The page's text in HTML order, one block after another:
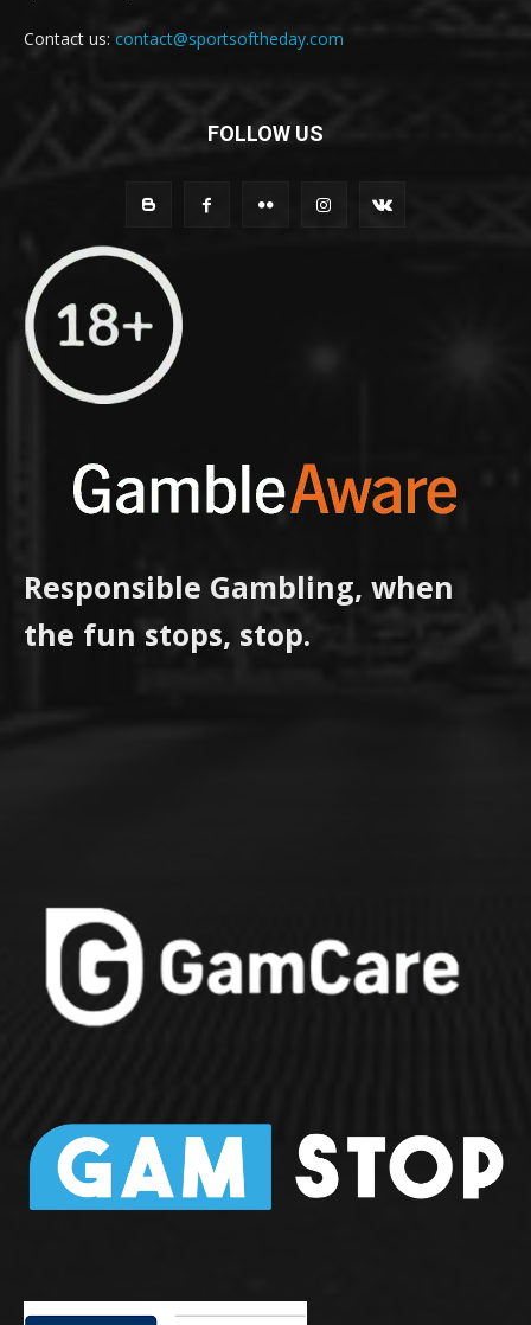
Contact us: contact@sportsoftheday.com
FOLLOW US
Responsible Gambling, when
the fun stops, stop.